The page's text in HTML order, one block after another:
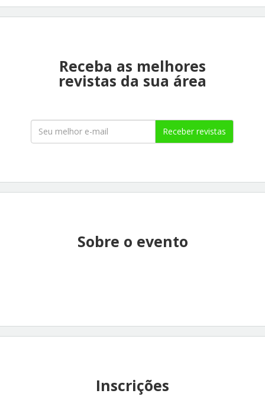
Receba as melhores
revistas da sua área
Receber revistas
Sobre o evento
Inscrições